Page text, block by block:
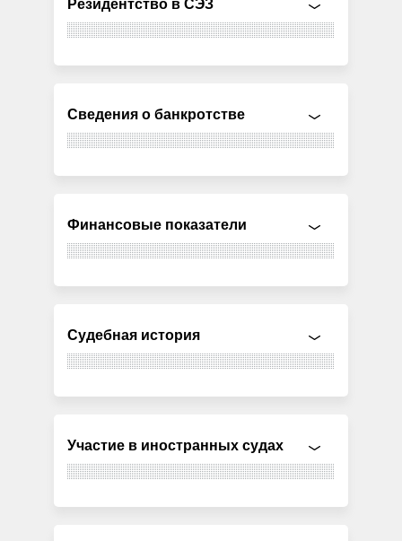
Резидентство в СЭЗ
Сведения о банкротстве
Финансовые показатели
Судебная история
Участие в иностранных судах